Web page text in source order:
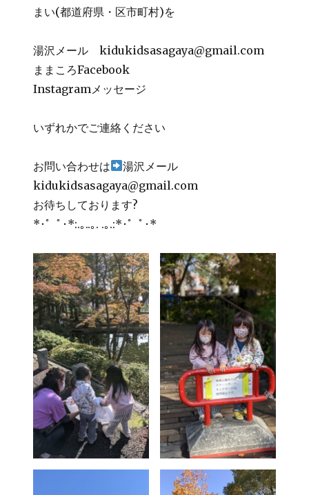
まい(都道府県・区市町村)を
湯沢メール kidukidsasagaya@gmail.com
ままころFacebook
Instagramメッセージ
いずれかでご連絡ください
お問い合わせは
湯沢メール
kidukidsasagaya@gmail.com
お待ちしております?
*･゜ﾟ･*:.｡..｡. .｡.:*･゜ﾟ･*